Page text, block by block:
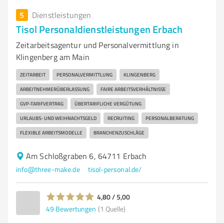
5 Dienstleistungen
Tisol Personaldienstleistungen Erbach
Zeitarbeitsagentur und Personalvermittlung in
Klingenberg am Main
ZEITARBEIT PERSONALVERMITTLUNG KLINGENBERG
ARBEITNEHMERÜBERLASSUNG FAIRE ARBEITSVERHÄLTNISSE
GVP-TARIFVERTRAG ÜBERTARIFLICHE VERGÜTUNG
URLAUBS- UND WEIHNACHTSGELD RECRUITING PERSONALBERATUNG
FLEXIBLE ARBEITSMODELLE BRANCHENZUSCHLÄGE
Am Schloßgraben 6, 64711 Erbach
info@three-make.de tisol-personal.de/
4,80 / 5,00
49 Bewertungen (1 Quelle)